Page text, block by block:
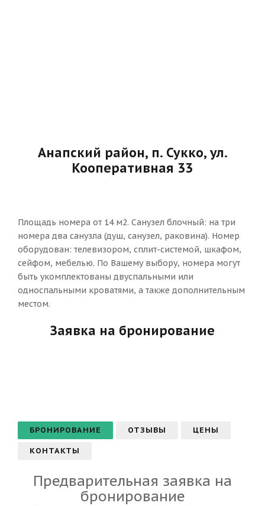
Анапский район, п. Сукко, ул.
Кооперативная 33
Площадь номера от 14 м2. Санузел блочный: на три
номера два санузла (душ, санузел, раковина). Номер
оборудован: телевизором, сплит-системой, шкафом,
сейфом, мебелью. По Вашему выбору, номера могут
быть укомплектованы двуспальными или
односпальными кроватями, а также дополнительным
местом.
Заявка на бронирование
БРОНИРОВАНИЕ ОТЗЫВЫ ЦЕНЫ
КОНТАКТЫ
Предварительная заявка на
бронирование